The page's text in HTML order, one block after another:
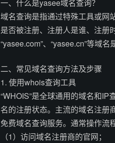
一、什么是yasee域名查询？
域名查询是指通过特殊工具或网
是否被注册、注册人是谁、注册
“yasee.com”、“yasee.cn”等域
二、常见域名查询方法及步骤
1. 使用whois查询工具
“WHOIS”是全球通用的域名和
名的注册状态。主流的域名注册
免费域名查询服务。通常操作流程
（1）访问域名注册商的官网；